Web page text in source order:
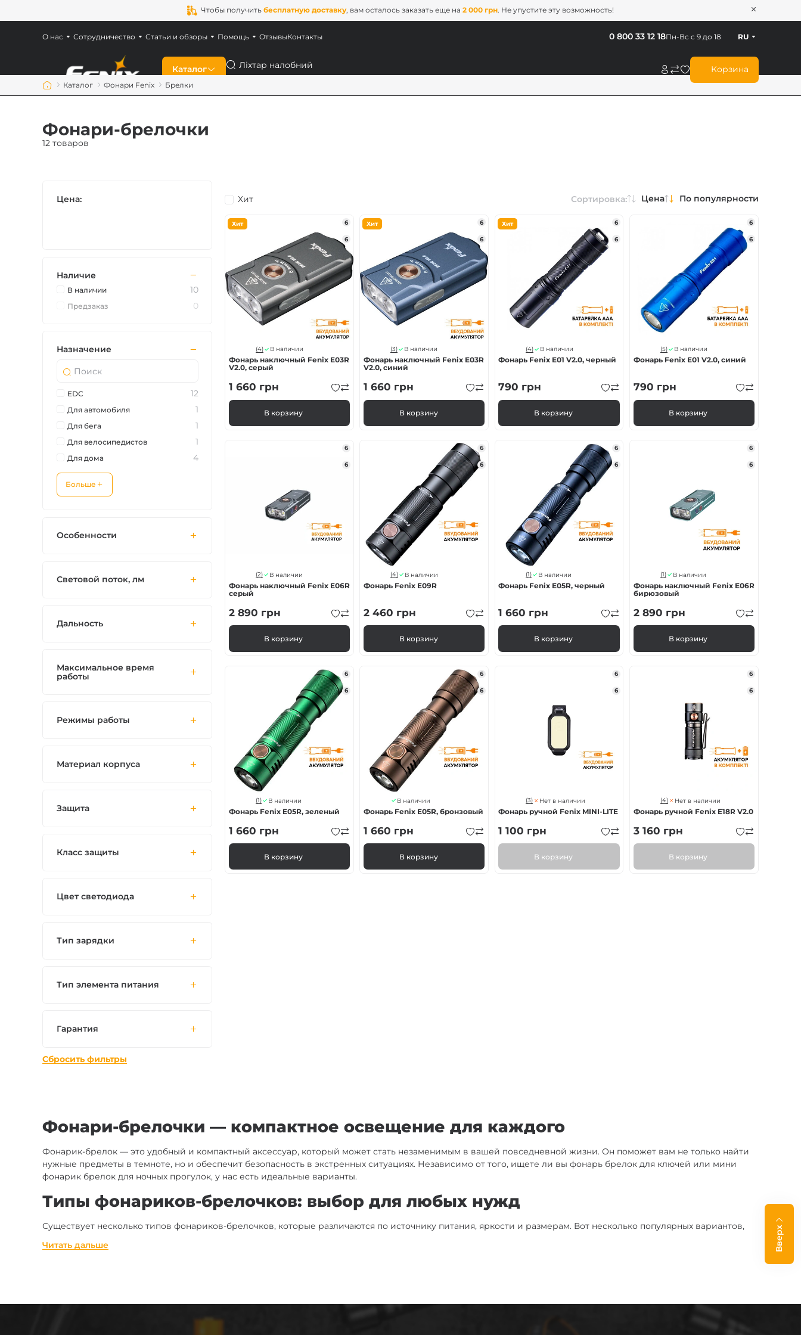
Чтобы получить бесплатную доставку, вам осталось заказать еще на 2 000 грн. Не упустите эту возможность!
Каталог
Зарядные устройства Fenix
Аксессуары для фонарей
Поиск Корзина
Пн-Вс с 9 до 18
0 800 33 12 18 RU
О нас Сотрудничество Статьи и обзоры Помощь ОтзывыКонтакты
Каталог Фонари Fenix Брелки
Фонари-брелочки
12 товаров
Сортировка: Цена По популярности
Хит
Хит 6
6
(4) В наличии
Фонарь наключный Fenix E03R
V2.0, серый
1 660 грн
В корзину
Хит 6
6
(3) В наличии
Фонарь наключный Fenix ​​E03R
V2.0, синий
1 660 грн
В корзину
Хит 6
6
(4) В наличии
Фонарь Fenix E01 V2.0, черный
790 грн
В корзину
6
6
(5) В наличии
Фонарь Fenix E01 V2.0, синий
790 грн
В корзину
6
6
(2) В наличии
Фонарь наключный Fenix E06R
серый
2 890 грн
В корзину
6
6
(4) В наличии
Фонарь Fenix E09R
2 460 грн
В корзину
6
6
(1) В наличии
Фонарь Fenix E05R, черный
1 660 грн
В корзину
6
6
(1) В наличии
Фонарь наключный Fenix E06R
бирюзовый
2 890 грн
В корзину
6
6
(1) В наличии
Фонарь Fenix E05R, зеленый
1 660 грн
В корзину
6
6
В наличии
Фонарь Fenix E05R, бронзовый
1 660 грн
В корзину
6
6
(3) Нет в наличии
Фонарь ручной Fenix ​​MINI-LITE
1 100 грн
В корзину
6
6
(4) Нет в наличии
Фонарь ручной Fenix E18R V2.0
3 160 грн
В корзину
Цена:
Наличие
В наличии 10
Предзаказ 0
Назначение
EDC 12
Для автомобиля 1
Для бега 1
Для велосипедистов 1
Для дома 4
Больше
Особенности
Световой поток, лм
Дальность
Максимальное время
работы
Режимы работы
Материал корпуса
Защита
Класс защиты
Цвет светодиода
Тип зарядки
Тип элемента питания
Гарантия
Сбросить фильтры
Фонари-брелочки — компактное освещение для каждого
Фонарик-брелок — это удобный и компактный аксессуар, который может стать незаменимым в вашей повседневной жизни. Он поможет вам не только найти
нужные предметы в темноте, но и обеспечит безопасность в экстренных ситуациях. Независимо от того, ищете ли вы фонарь брелок для ключей или мини
фонарик брелок для ночных прогулок, у нас есть идеальные варианты.
Типы фонариков-брелочков: выбор для любых нужд
Существует несколько типов фонариков-брелочков, которые различаются по источнику питания, яркости и размерам. Вот несколько популярных вариантов,
Читать дальше Вверх